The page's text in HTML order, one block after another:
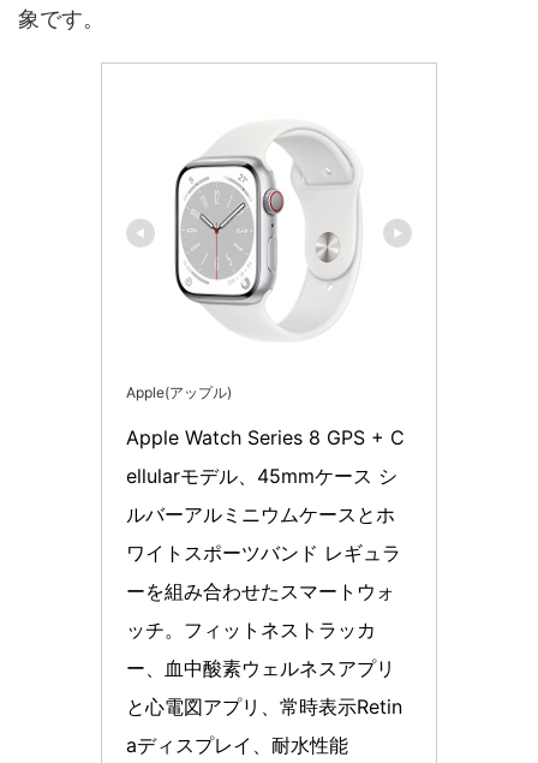
象です。
Apple(アップル)
Apple Watch Series 8 GPS + C
ellularモデル、45mmケース シ
ルバーアルミニウムケースとホ
ワイトスポーツバンド レギュラ
ーを組み合わせたスマートウォ
ッチ。フィットネストラッカ
ー、血中酸素ウェルネスアプリ
と心電図アプリ、常時表示Retin
aディスプレイ、耐水性能